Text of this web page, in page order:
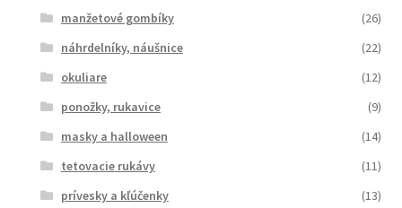
manžetové gombíky
(26)
náhrdelníky, náušnice
(22)
okuliare
(12)
ponožky, rukavice
(9)
masky a halloween
(14)
tetovacie rukávy
(11)
prívesky a kľúčenky
(13)